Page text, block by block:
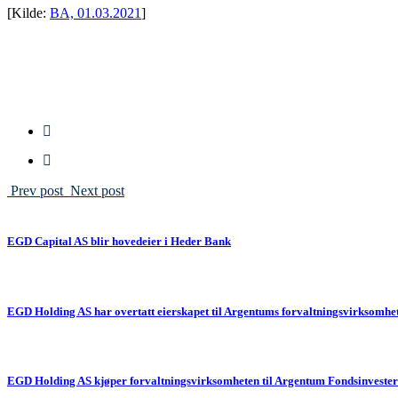
[Kilde: BA, 01.03.2021]
Prev post Next post
EGD Capital AS blir hovedeier i Heder Bank
EGD Holding AS har overtatt eierskapet til Argentums
EGD Holding AS kjøper forvaltningsvirksomheten til Argentum